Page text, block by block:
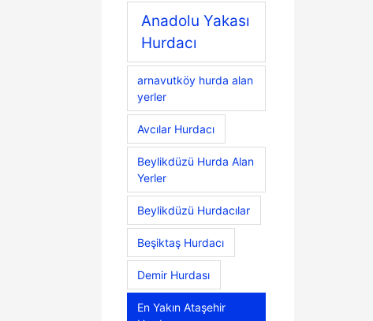
Anadolu Yakası
Hurdacı
arnavutköy hurda alan
yerler
Avcılar Hurdacı
Beylikdüzü Hurda Alan
Yerler
Beylikdüzü Hurdacılar
Beşiktaş Hurdacı
Demir Hurdası
En Yakın Ataşehir